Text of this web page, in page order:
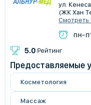
ул.
(ЖК ​Хан
Смотреть
пн-
5.0 Рейтинг
Предоставляемые
Косметология
Массаж